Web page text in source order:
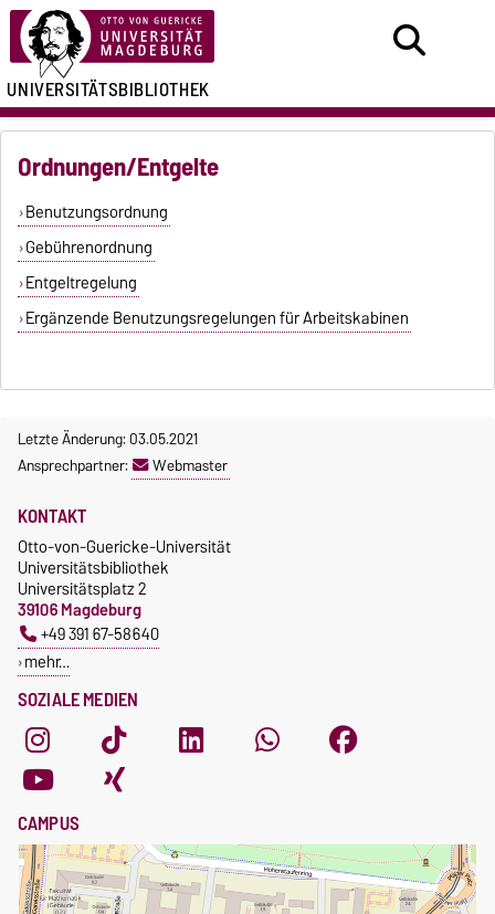
UNIVERSITÄTSBIBLIOTHEK
Ordnungen/Entgelte
Benutzungsordnung
Gebührenordnung
Entgeltregelung
Ergänzende Benutzungsregelungen für Arbeitskabinen
Letzte Änderung: 03.05.2021
Ansprechpartner:
Webmaster
SOZIALE MEDIEN
KONTAKT
Otto-von-Guericke-Universität
Universitätsbibliothek
Universitätsplatz 2
39106 Magdeburg
+49 391 67-58640
mehr…
CAMPUS